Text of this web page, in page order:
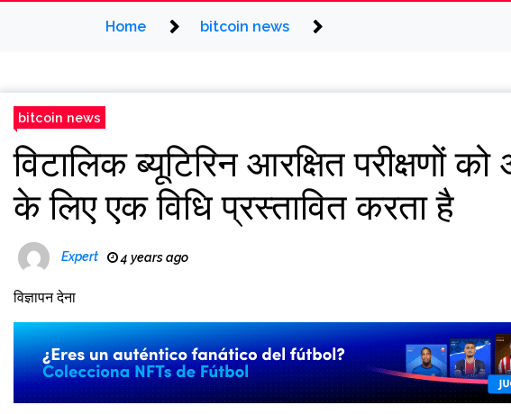
Home bitcoin news
bitcoin news
विटालिक ब्यूटिरिन आरक्षित परीक्षणों
के लिए एक विधि प्रस्तावित करता है
Expert 4 years ago
विज्ञापन देना